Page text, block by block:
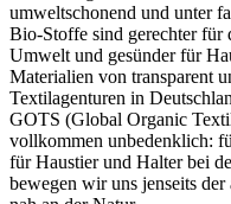
umweltschonend und unter
Bio-Stoffe sind gerechter für
Umwelt und gesünder für
Materialien von transparent
Textilagenturen in
GOTS (Global Organic
vollkommen unbedenklich:
für Haustier und Halter bei
bewegen wir uns jenseits